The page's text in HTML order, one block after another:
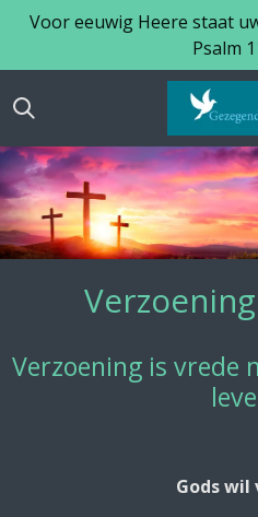
Ga
naar
de
Voor eeuwig Heere staat
Psalm
Verzoening is vrede
Gods wil